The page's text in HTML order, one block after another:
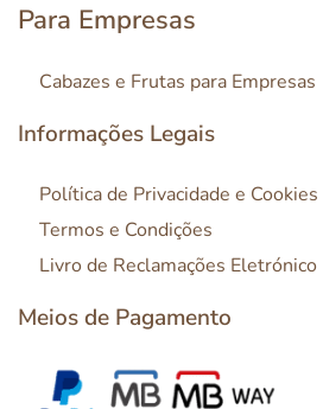
Para Empresas
Cabazes e Frutas para Empresas
Informações Legais
Política de Privacidade e Cookies
Termos e Condições
Livro de Reclamações Eletrónico
Meios de Pagamento